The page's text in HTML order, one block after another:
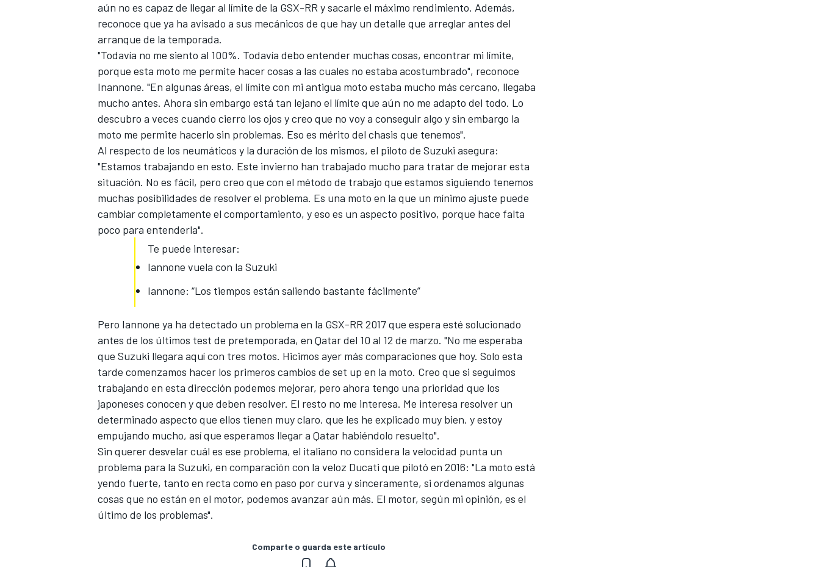
MÁS CATEGORÍAS
aún no es capaz de llegar al límite de la GSX-RR y sacarle el máximo rendimiento. Además,
reconoce que ya ha avisado a sus mecánicos de que hay un detalle que arreglar antes del
arranque de la temporada.
"Todavía no me siento al 100%. Todavía debo entender muchas cosas, encontrar mi límite,
porque esta moto me permite hacer cosas a las cuales no estaba acostumbrado", reconoce
Inannone. "En algunas áreas, el límite con mi antigua moto estaba mucho más cercano, llegaba
mucho antes. Ahora sin embargo está tan lejano el límite que aún no me adapto del todo. Lo
descubro a veces cuando cierro los ojos y creo que no voy a conseguir algo y sin embargo la
moto me permite hacerlo sin problemas. Eso es mérito del chasis que tenemos".
Al respecto de los neumáticos y la duración de los mismos, el piloto de Suzuki asegura:
"Estamos trabajando en esto. Este invierno han trabajado mucho para tratar de mejorar esta
situación. No es fácil, pero creo que con el método de trabajo que estamos siguiendo tenemos
muchas posibilidades de resolver el problema. Es una moto en la que un mínimo ajuste puede
cambiar completamente el comportamiento, y eso es un aspecto positivo, porque hace falta
poco para entenderla".
Te puede interesar:
Iannone vuela con la Suzuki
Iannone: “Los tiempos están saliendo bastante fácilmente”
Pero Iannone ya ha detectado un problema en la GSX-RR 2017 que espera esté solucionado
antes de los últimos test de pretemporada, en Qatar del 10 al 12 de marzo. "No me esperaba
que Suzuki llegara aquí con tres motos. Hicimos ayer más comparaciones que hoy. Solo esta
tarde comenzamos hacer los primeros cambios de set up en la moto. Creo que si seguimos
trabajando en esta dirección podemos mejorar, pero ahora tengo una prioridad que los
japoneses conocen y que deben resolver. El resto no me interesa. Me interesa resolver un
determinado aspecto que ellos tienen muy claro, que les he explicado muy bien, y estoy
empujando mucho, así que esperamos llegar a Qatar habiéndolo resuelto".
Sin querer desvelar cuál es ese problema, el italiano no considera la velocidad punta un
problema para la Suzuki, en comparación con la veloz Ducati que pilotó en 2016: "La moto está
yendo fuerte, tanto en recta como en paso por curva y sinceramente, si ordenamos algunas
cosas que no están en el motor, podemos avanzar aún más. El motor, según mi opinión, es el
último de los problemas".
Comparte o guarda este artículo